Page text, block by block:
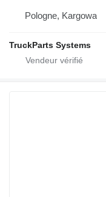
Pologne, Kargowa
TruckParts Systems